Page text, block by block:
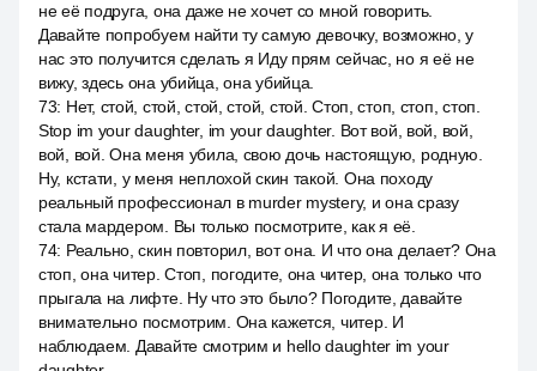
не её подруга, она даже не хочет со мной говорить.
Давайте попробуем найти ту самую девочку, возможно, у
нас это получится сделать я Иду прям сейчас, но я её не
вижу, здесь она убийца, она убийца.
73: Нет, стой, стой, стой, стой, стой. Стоп, стоп, стоп, стоп.
Stop im your daughter, im your daughter. Вот вой, вой, вой,
вой, вой. Она меня убила, свою дочь настоящую, родную.
Ну, кстати, у меня неплохой скин такой. Она походу
реальный профессионал в murder mystery, и она сразу
стала мардером. Вы только посмотрите, как я её.
74: Реально, скин повторил, вот она. И что она делает? Она
стоп, она читер. Стоп, погодите, она читер, она только что
прыгала на лифте. Ну что это было? Погодите, давайте
внимательно посмотрим. Она кажется, читер. И
наблюдаем. Давайте смотрим и hello daughter im your